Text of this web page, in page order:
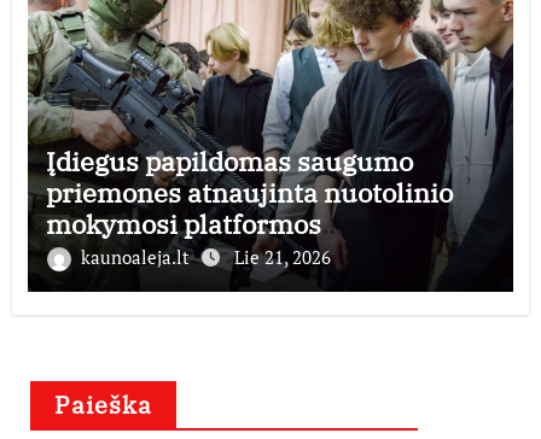
Įdiegus papildomas saugumo
priemones atnaujinta nuotolinio
mokymosi platformos
mobilizacijosmokykla.lt veikla
kaunoaleja.lt Lie 21, 2026
Paieška